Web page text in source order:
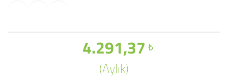
₺
4.291,37
(Aylık)